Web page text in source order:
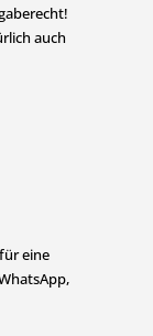
auch
eine